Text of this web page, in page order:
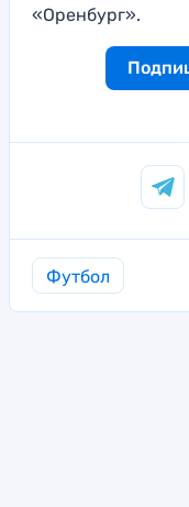
«Оренбург».
Футбол